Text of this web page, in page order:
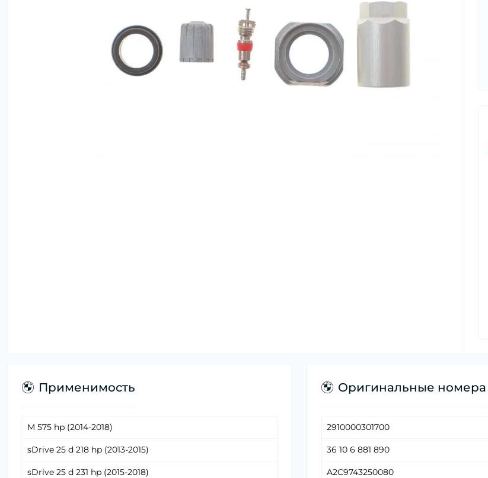
Применимость
M 575 hp (2014-2018)
sDrive 25 d 218 hp (2013-2015)
sDrive 25 d 231 hp (2015-2018)
Оригинальные номера
2910000301700
36 10 6 881 890
A2C9743250080